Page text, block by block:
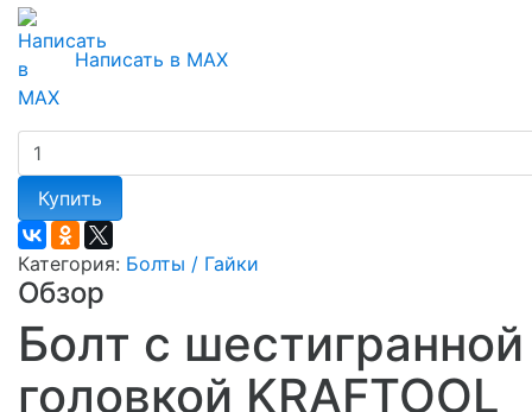
Написать в MAX
Купить
Категория: Болты / Гайки
Обзор
Болт с шестигранной
головкой KRAFTOOL